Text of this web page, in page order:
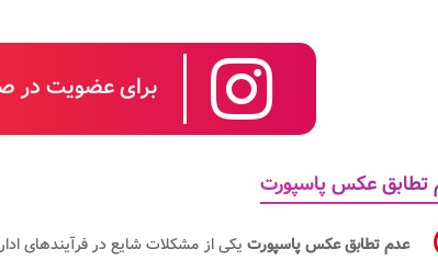
برای عضویت در
تطابق عکس پاسپورت
عدم تطابق عکس پاسپورت یکی از مشکلات شایع در فرآیندهای